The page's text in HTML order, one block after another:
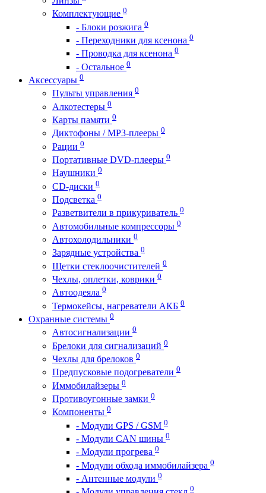
Комплектующие 0
- Блоки розжига 0
- Переходники для ксенона 0
- Проводка для ксенона 0
- Остальное 0
Аксессуары 0
Пульты управления 0
Алкотестеры 0
Карты памяти 0
Диктофоны / MP3-плееры 0
Рации 0
Портативные DVD-плееры 0
Наушники 0
CD-диски 0
Подсветка 0
Разветвители в прикуриватель 0
Автомобильные компрессоры 0
Автохолодильники 0
Зарядные устройства 0
Щетки стеклоочистителей 0
Чехлы, оплетки, коврики 0
Автоодеяла 0
Термокейсы, нагреватели АКБ 0
Охранные системы 0
Автосигнализации 0
Брелоки для сигнализаций 0
Чехлы для брелоков 0
Предпусковые подогреватели 0
Иммобилайзеры 0
Противоугонные замки 0
Компоненты 0
- Модули GPS / GSM 0
- Модули CAN шины 0
- Модули прогрева 0
- Модули обхода иммобилайзера 0
- Антенные модули 0
0